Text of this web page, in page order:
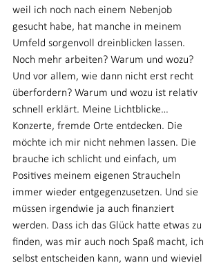
weil ich noch nach einem Nebenjob
gesucht habe, hat manche in meinem
Umfeld sorgenvoll dreinblicken lassen.
Noch mehr arbeiten? Warum und wozu?
Und vor allem, wie dann nicht erst recht
überfordern? Warum und wozu ist relativ
schnell erklärt. Meine Lichtblicke…
Konzerte, fremde Orte entdecken. Die
möchte ich mir nicht nehmen lassen. Die
brauche ich schlicht und einfach, um
Positives meinem eigenen Straucheln
immer wieder entgegenzusetzen. Und sie
müssen irgendwie ja auch finanziert
werden. Dass ich das Glück hatte etwas zu
finden, was mir auch noch Spaß macht, ich
selbst entscheiden kann, wann und wieviel